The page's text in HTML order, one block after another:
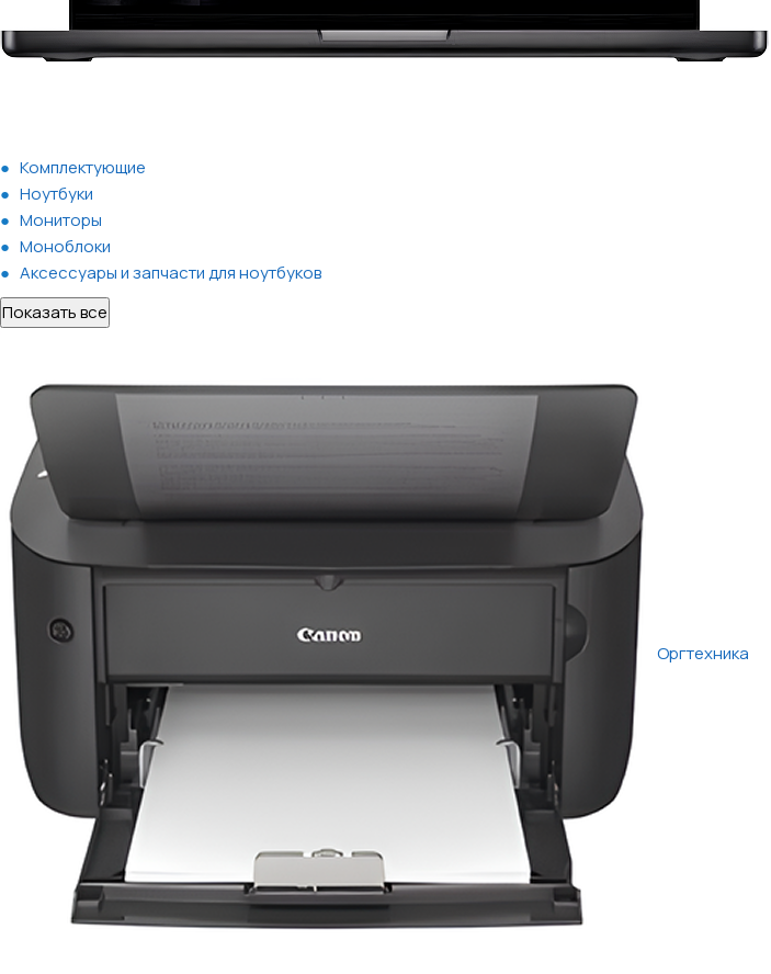
Комплектующие
Ноутбуки
Мониторы
Моноблоки
Аксессуары и запчасти для ноутбуков
Показать все
Оргтехника